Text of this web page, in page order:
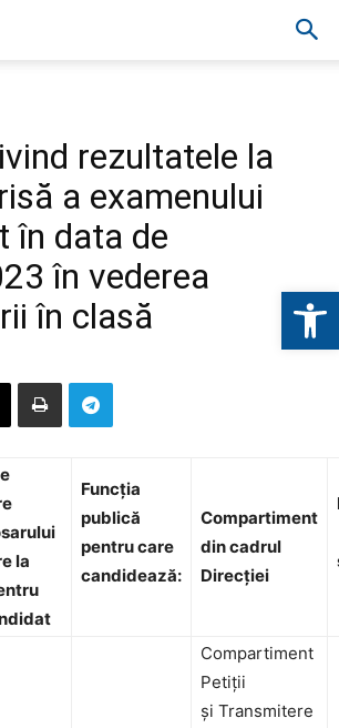
rezultatele la
a examenului
în data de
în vederea
în clasă
la
Funcţia
publică
pentru care
candidează:
Compartiment
din cadrul
Direcţiei
Compartiment
Petiţii
şi Transmitere